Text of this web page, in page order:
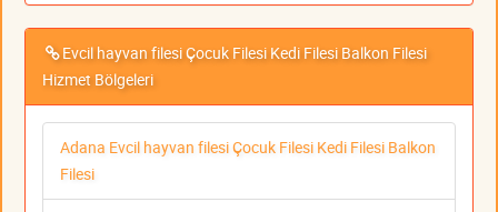
Evcil hayvan filesi Çocuk Filesi Kedi Filesi Balkon Filesi
Hizmet Bölgeleri
Adana Evcil hayvan filesi Çocuk Filesi Kedi Filesi Balkon
Filesi